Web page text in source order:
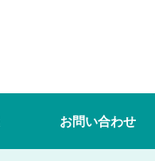
お問い合わせ